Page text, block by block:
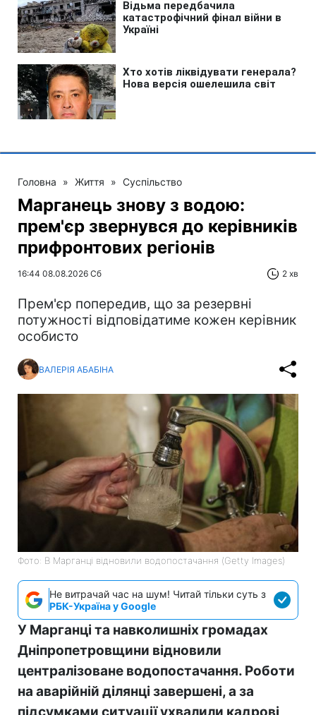
Головна » Життя » Суспільство
Марганець знову з водою:
прем'єр звернувся до керівників
прифронтових регіонів
16:44 08.08.2026 Сб 2 хв
Прем'єр попередив, що за резервні
потужності відповідатиме кожен керівник
особисто
ВАЛЕРІЯ АБАБІНА
Фото: В Марганці відновили водопостачання (Getty Images)
Не витрачай час на шум! Читай тільки суть з
РБК-Україна у Google
У Марганці та навколишніх громадах
Дніпропетровщини відновили
централізоване водопостачання. Роботи
на аварійній ділянці завершені, а за
підсумками ситуації ухвалили кадрові